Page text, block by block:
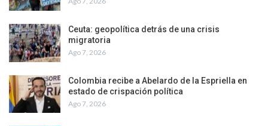
Ceuta: geopolítica detrás de una crisis
migratoria
Ago 7, 2026
Colombia recibe a Abelardo de la Espriella en
estado de crispación política
Ago 7, 2026